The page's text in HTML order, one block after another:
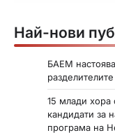
Най-нови
БАЕМ
15 млади хора
кандидати за
програма на